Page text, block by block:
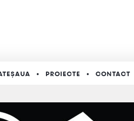
PROIECTE CONTACT